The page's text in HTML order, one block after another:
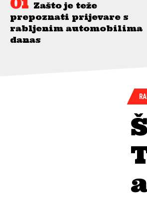
Zašto je teže
prepoznati prijevare s
rabljenim automobilima
danas